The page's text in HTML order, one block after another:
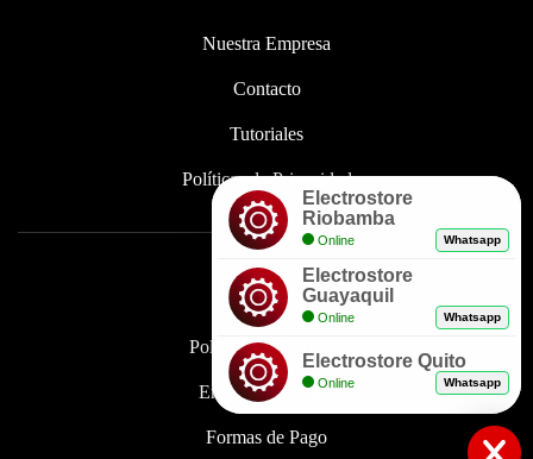
Nuestra Empresa
Contacto
Tutoriales
Políticas de Privacidad
Enlaces
Políticas de Garantía
Envíos y Entregas
Formas de Pago
Electrostore
Riobamba
Online Whatsapp
Electrostore
Guayaquil
Online Whatsapp
Electrostore Quito
Online Whatsapp